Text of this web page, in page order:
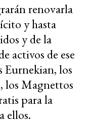
renovarla
y hasta
y de la
activos de ese
Eurnekian, los
los Magnettos
para la
ellos.